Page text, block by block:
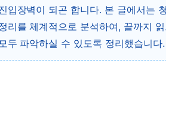
입장벽이 되곤 합니다. 본 글에서는 청년
리를 체계적으로 분석하여, 끝까지 읽으
두 파악하실 수 있도록 정리했습니다.